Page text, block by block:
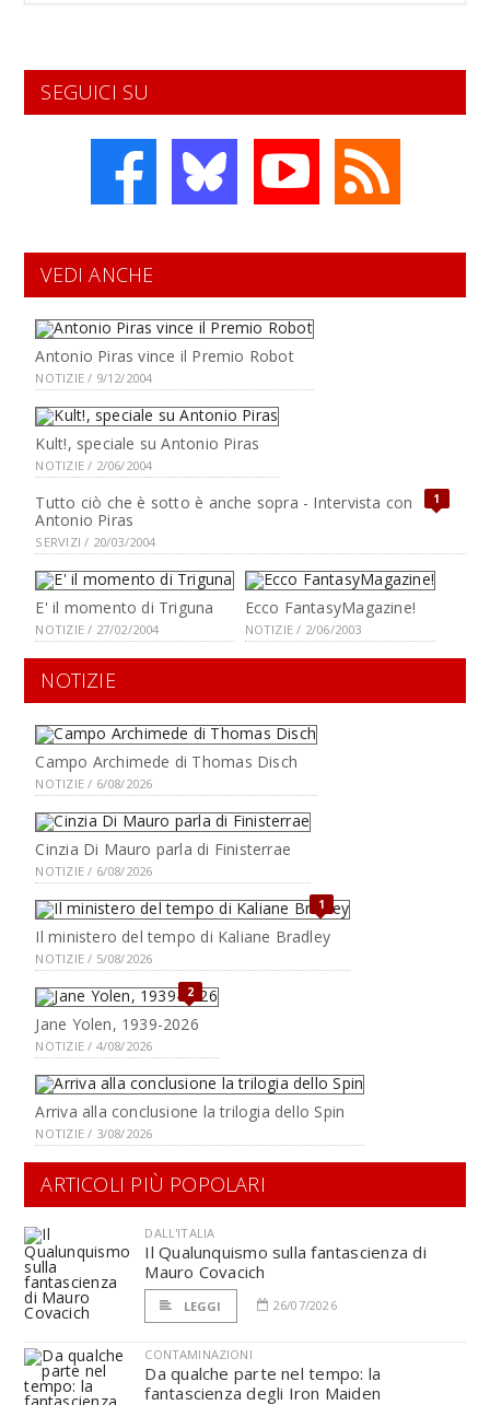
SEGUICI SU
VEDI ANCHE
Antonio Piras vince il Premio Robot
NOTIZIE / 9/12/2004
Kult!, speciale su Antonio Piras
NOTIZIE / 2/06/2004
1
Tutto ciò che è sotto è anche sopra - Intervista con
Antonio Piras
SERVIZI / 20/03/2004
E' il momento di Triguna
NOTIZIE / 27/02/2004
Ecco FantasyMagazine!
NOTIZIE / 2/06/2003
NOTIZIE
Campo Archimede di Thomas Disch
NOTIZIE / 6/08/2026
Cinzia Di Mauro parla di Finisterrae
NOTIZIE / 6/08/2026
1
Il ministero del tempo di Kaliane Bradley
NOTIZIE / 5/08/2026
2
Jane Yolen, 1939-2026
NOTIZIE / 4/08/2026
Arriva alla conclusione la trilogia dello Spin
NOTIZIE / 3/08/2026
ARTICOLI PIÙ POPOLARI
DALL'ITALIA
Il Qualunquismo sulla fantascienza di
Mauro Covacich
LEGGI 26/07/2026
CONTAMINAZIONI
Da qualche parte nel tempo: la
fantascienza degli Iron Maiden